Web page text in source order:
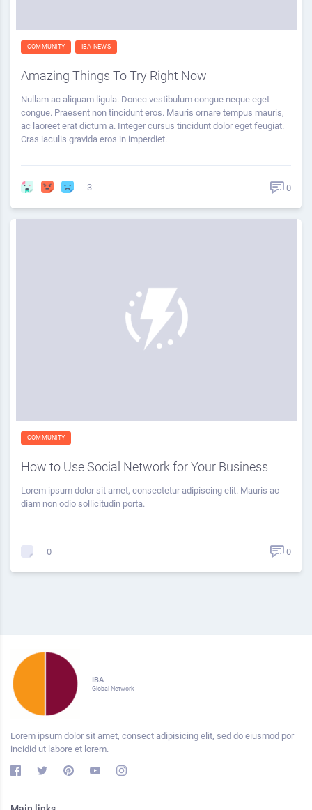
COMMUNITY IBA NEWS
Amazing Things To Try Right Now
Nullam ac aliquam ligula. Donec vestibulum congue neque eget
congue. Praesent non tincidunt eros. Mauris ornare tempus mauris,
ac laoreet erat dictum a. Integer cursus tincidunt dolor eget feugiat.
Cras iaculis gravida eros in imperdiet.
3 0
COMMUNITY
How to Use Social Network for Your Business
Lorem ipsum dolor sit amet, consectetur adipiscing elit. Mauris ac
diam non odio sollicitudin porta.
0 0
IBA
Global Network
Lorem ipsum dolor sit amet, consect adipisicing elit, sed do eiusmod por
incidid ut labore et lorem.